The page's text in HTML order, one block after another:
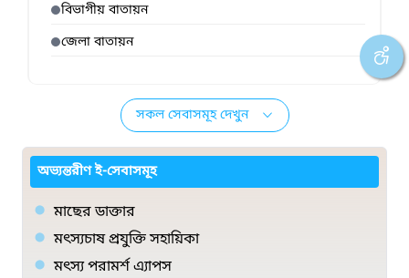
বিভাগীয় বাতায়ন
জেলা বাতায়ন
সকল সেবাসমূহ দেখুন
অভ্যন্তরীণ ই-সেবাসমূহ
মাছের ডাক্তার
মৎস্যচাষ প্রযুক্তি সহায়িকা
মৎস্য পরামর্শ এ্যাপস